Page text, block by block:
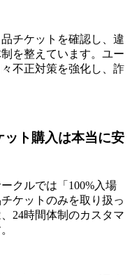
チケットを確認し、違
を整えています。ユー
不正対策を強化し、詐
ト購入は本当に安
クルでは「100%入場
ケットのみを取り扱っ
24時間体制のカスタマ